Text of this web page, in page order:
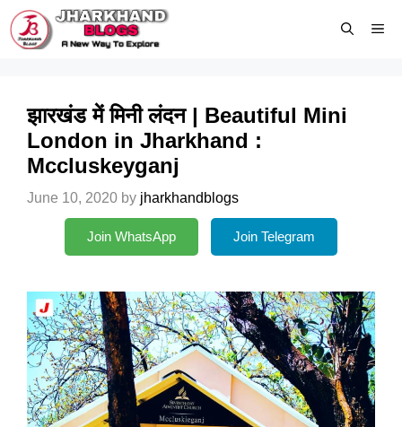
Skip
to
content
झारखंड में मिनी लंदन | Beautiful Mini
London in Jharkhand :
Mccluskeyganj
June 10, 2020 by jharkhandblogs
Join WhatsApp Join Telegram